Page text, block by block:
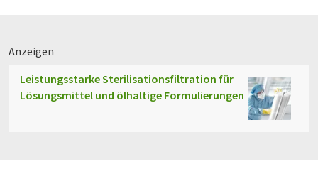
Anzeigen
Leistungsstarke Sterilisationsfiltration für
Lösungsmittel und ölhaltige Formulierungen